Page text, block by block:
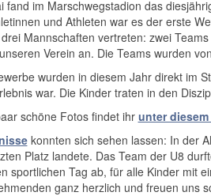
fand im Marschwegstadion das
und Athleten war es der erste
Mannschaften vertreten: zwei
Verein an. Die Teams wurden
wurden in diesem Jahr direkt im
war. Die Kinder traten in den
schöne Fotos findet ihr unter
konnten sich sehen lassen: In der
Platz landete. Das Team der U8
sportlichen Tag ab, für alle Kinder mit
ganz herzlich und freuen uns